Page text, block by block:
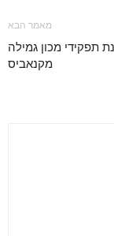
מאמר הבא
תפקידי מכון גמילה
מקנאביס